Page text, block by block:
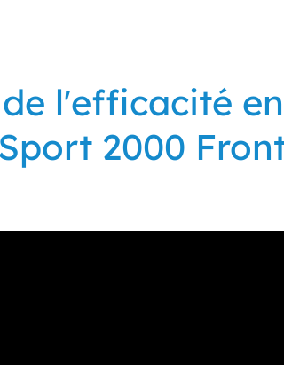
l'efficacité
2000